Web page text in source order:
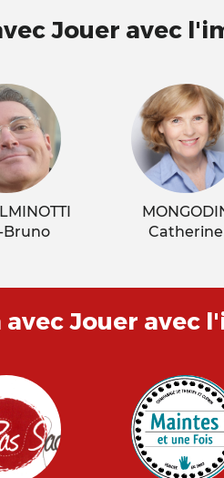
Jouer avec
Bruno
Catherine
avec Jouer avec